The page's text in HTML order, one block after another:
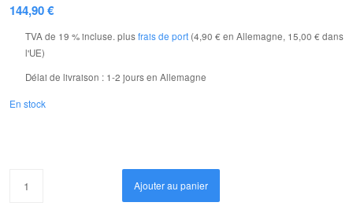
144,90€
TVA de 19 % incluse. plusfrais de port (4,90 € en Allemagne, 15,00 € dans
l'UE)
Délai de livraison : 1-2 jours en Allemagne
En stock
Ajouter au panier